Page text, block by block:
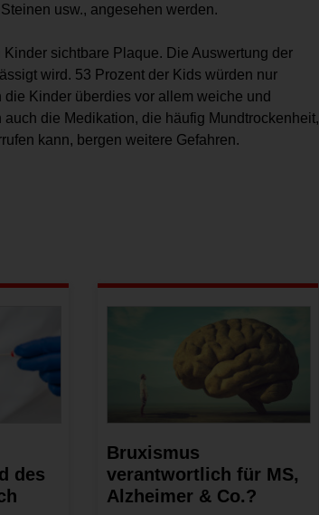
usw., angesehen werden.
sichtbare Plaque. Die Auswertung der
wird. 53 Prozent der Kids würden nur
Kinder überdies vor allem weiche und
die Medikation, die häufig Mundtrockenheit,
kann, bergen weitere Gefahren.
des
Bruxismus
verantwortlich für MS,
Alzheimer & Co.?